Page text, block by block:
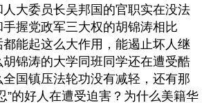
大委员长吴邦国的官职实在没法
手握党政军三大权的胡锦涛相比
能起这么大作用，能遏止坏人继
锦涛的大学同班同学还在遭受酷
国镇压法轮功没有减轻，还有那
”的好人在遭受迫害？为什么美籍华